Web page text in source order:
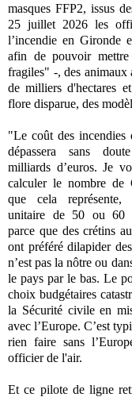
masques FFP2, issus
25 juillet 2026 les
l’incendie en Gironde
afin de pouvoir mettre
fragiles" -, des animaux
de milliers d'hectares
flore disparue, des
"Le coût des incendies
dépassera sans
milliards d’euros. Je
calculer le nombre de
que cela
unitaire de 50 ou 60
parce que des crétins
ont préféré dilapider
n’est pas la nôtre ou
le pays par le bas. Le
choix budgétaires
la Sécurité civile en
avec l’Europe. C’est
rien faire sans
officier de l'air.
Et ce pilote de ligne